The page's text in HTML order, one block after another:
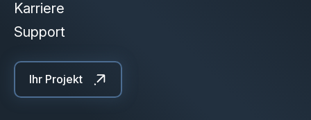
Karriere
Support
Ihr Projekt